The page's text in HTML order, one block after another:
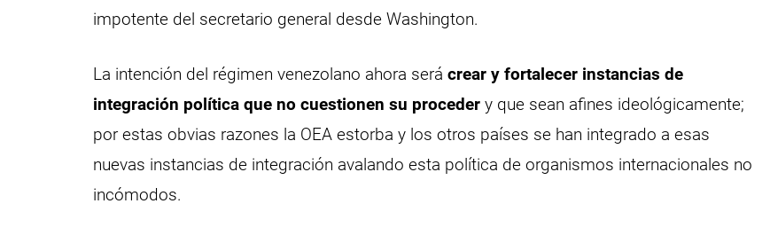
impotente del secretario general desde Washington.
La intención del régimen venezolano ahora serácrear y fortalecer instancias de
integración política que no cuestionen su proceder y que sean afines ideológicamente;
por estas obvias razones la OEA estorba y los otros países se han integrado a esas
nuevas instancias de integración avalando esta política de organismos internacionales no
incómodos.